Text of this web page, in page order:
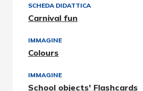
SCHEDA DIDATTICA
Carnival fun
IMMAGINE
Colours
IMMAGINE
School objects' Flashcards